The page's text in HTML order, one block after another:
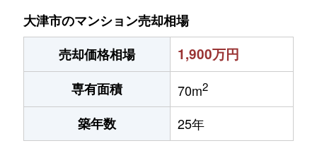
大津市のマンション売却相場
売却価格相場
1,900万円
専有面積 70m2
築年数 25年